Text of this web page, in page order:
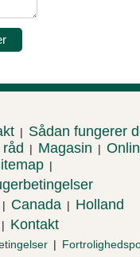
| Sådan fungerer
| Magasin |
|
| Canada | Holland
| Kontakt
|